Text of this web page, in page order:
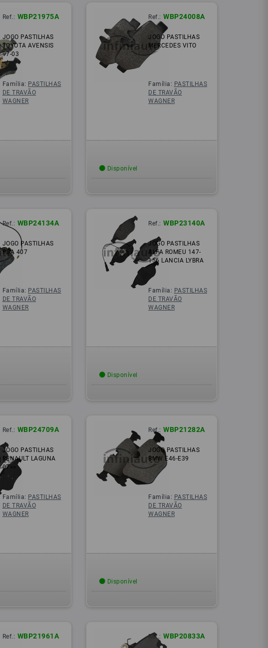
Ref.: WBP21975A
JOGO PASTILHAS
TOYOTA AVENSIS
97-03
Família: PASTILHAS
DE TRAVÃO
WAGNER
Ref.: WBP24008A
JOGO PASTILHAS
MERCEDES VITO
Família: PASTILHAS
DE TRAVÃO
WAGNER
Disponível
Ref.: WBP24134A
JOGO PASTILHAS
PSA 407
Família: PASTILHAS
DE TRAVÃO
WAGNER
Ref.: WBP23140A
JOGO PASTILHAS
ALFA ROMEU 147-
156 LANCIA LYBRA
Família: PASTILHAS
DE TRAVÃO
WAGNER
Disponível
Ref.: WBP24709A
JOGO PASTILHAS
RENAULT LAGUNA
07»»
Família: PASTILHAS
DE TRAVÃO
WAGNER
Ref.: WBP21282A
JOGO PASTILHAS
BMW E46-E39
Família: PASTILHAS
DE TRAVÃO
WAGNER
Disponível
Ref.: WBP21961A Ref.: WBP20833A